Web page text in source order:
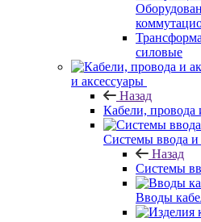
силовые
и аксессуары
Назад
Кабели, провода
Системы ввода и
Назад
Системы
Вводы